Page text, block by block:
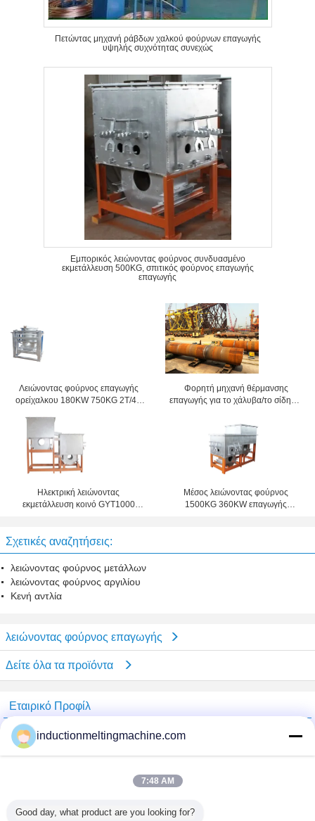
Πετώντας μηχανή ράβδων χαλκού φούρνων επαγωγής
υψηλής συχνότητας συνεχώς
Εμπορικός λειώνοντας φούρνος συνδυασμένο
εκμετάλλευση 500KG, σπιτικός φούρνος επαγωγής
επαγωγής
Λειώνοντας φούρνος επαγωγής
ορείχαλκου 180KW 750KG 2T/4T
Φορητή μηχανή θέρμανσης
επαγωγής για το χάλυβα/το σίδηρο,
Ηλεκτρική λειώνοντας
εκμετάλλευση κοινό GYT1000
Μέσος λειώνοντας φούρνος
1500KG 360KW επαγωγής
Σχετικές αναζητήσεις:
λειώνοντας φούρνος μετάλλων
λειώνοντας φούρνος αργιλίου
Κενή αντλία
λειώνοντας φούρνος επαγωγής
Δείτε όλα τα προϊόντα
Εταιρικό Προφίλ
China Industrial Furnace Online Market
Verified προμηθευτές
Verified Suplier
inductionmeltingmachine.com
7:48 AM
Good day, what product are you looking for?